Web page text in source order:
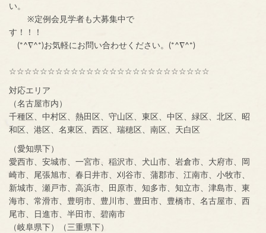
い。
※定例会見学者も大募集中で
す！！！
(*^∇^*)お気軽にお問い合わせください。(*^∇^*)
☆☆☆☆☆☆☆☆☆☆☆☆☆☆☆☆☆☆☆☆☆☆☆☆☆☆
対応エリア
（名古屋市内）
千種区、中村区、熱田区、守山区、東区、中区、緑区、北区、昭
和区、港区、名東区、西区、瑞穂区、南区、天白区
（愛知県下）
愛西市、安城市、一宮市、稲沢市、犬山市、岩倉市、大府市、岡
崎市、尾張旭市、春日井市、刈谷市、蒲郡市、江南市、小牧市、
新城市、瀬戸市、高浜市、田原市、知多市、知立市、津島市、東
海市、常滑市、豊明市、豊川市、豊田市、豊橋市、名古屋市、西
尾市、日進市、半田市、碧南市
（岐阜県下）（三重県下）